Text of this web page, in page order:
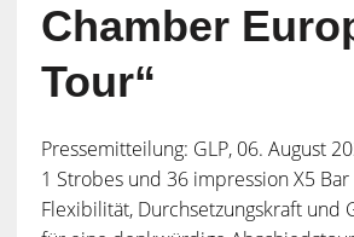
Chamber
Tour“
Pressemitteilung: GLP, 06. August
1 Strobes und 36 impression X5
Flexibilität, Durchsetzungskraft und